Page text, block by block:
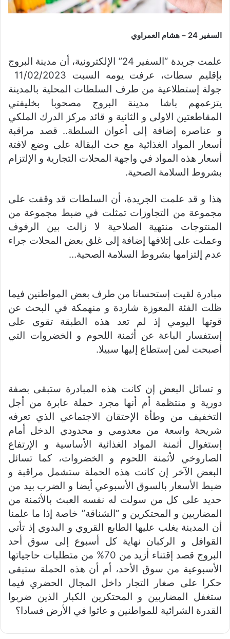
السفير 24 – هشام العمراوي
علمت جريدة “السفير 24” الإلكترونية، أن مدينة البروج
جولة إستطلاعية من طرف السلطات المحلية بالمدينة
يتزعمهم باشا مدينة البروج مصحوبا بخليفتي
المقاطعتين الاولى و الثانية و قائد مركز الدرك الملكي
و عناصره إضافة إلى أعوان السلطة.. قصد مراقبة
أسعار المواد الغذائية مع حث البقالة على وضع لافتة
أسعار هذه المواد في واجهة المحلات التجارية و الإلتزام
بشروط السلامة الصحية.
هذا و قد علمت الجريدة، أن السلطات قد وقفت على
مجموعة من التجاوزات تمثلت في ضبط مجموعة من
المنتوجات منتهية الصلاحية لا زالت بين الرفوف
وعملت على إتلافها إضافة إلى غلق بعض المحلات جراء
عدم إلتزامها بشروط السلامة الصحية…
مبادرة لقيت إستحسانا من طرف بعض المواطنين فيما
ظلت الفئة المعوزة شاردة و منهمكة في البحث عن
قوتها اليومي إذ لم تعد هذه الطبقة تقوى على
إستفسار الباعة عن أثمنة اللحوم و الخضروات التي
أصبحت لمن إستطاع إليها سبيلا.
و تسائل البعض إن كانت هذه المبادرة ستبقى بصفة
دورية و منتظمة أم أنها مجرد حملة عابرة من أجل
التخفيف من وطأة الإحتقان الاجتماعي الذي تعرفه
شريحة واسعة من معدومي و محدودي الدخل أمام
إستغوال أثمنة المواد الغذائية الأساسية و الإرتفاع
الصاروخي لأثمنة اللحوم و الخضروات، كما تسائل
البعض الآخر إن كانت هذه الحملة ستشمل مراقبة و
ضبط الأسعار بالسوق الأسبوعي أيضا و الضرب بيد من
حديد على كل من سولت له نفسه العبث بالأثمنة من
المضاربين و المحتكرين و “الشناقة” خاصة إذا ما علمنا
أن المدينة يغلب عليها الطابع القروي و البدوي إذ تأتي
القوافل و الركبان نهاية كل أسبوع إلى سوق أحد
البروج قصد إقتناء أزيد من 70% من متطلبات حاجياتها
الأسبوعية من سوق الأحد، أم أن هذه الحملة ستبقى
حكرا على صغار التجار داخل المجال الحضري فيما
ستغفل المضاربين و المحتكرين الكبار الذين ضربوا
القدرة الشرائية للمواطنين و عاثوا في الأرض فسادا؟